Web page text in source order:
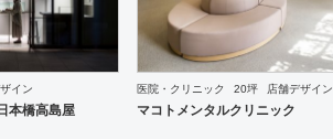
ホテル ブライダル アパレル
イン
本橋高島屋
医院・クリニック 20坪 店舗デザイン
マコトメンタルクリニック